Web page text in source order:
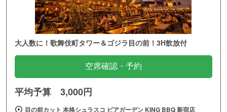
大人数に！歌舞伎町タワー＆ゴジラ目の前！3H飲放付
空席確認・予約
平均予算 3,000円
目の前カット 本格シュラスコ ビアガーデン KING BBQ 新宿店